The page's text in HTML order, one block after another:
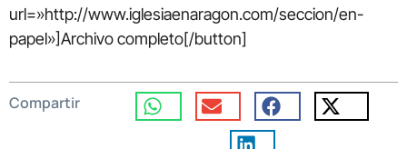
url=»http://www.iglesiaenaragon.com/seccion/en-
papel»]Archivo completo[/button]
Compartir